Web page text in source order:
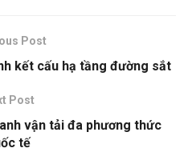
Post
kết cấu hạ tầng đường sắt
Post
vận tải đa phương thức
tế